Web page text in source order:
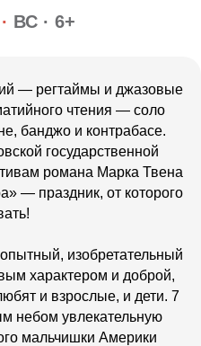
ВС · 6+
— регтаймы и джазовые
чтения — соло
банджо и контрабасе.
государственной
романа Марка Твена
— праздник, от которого
изобретательный
характером и доброй,
и взрослые, и дети. 7
небом увлекательную
мальчишки Америки